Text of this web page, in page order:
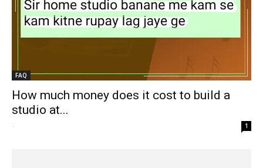
FAQ
How much money does it cost to build a
studio at...
- 1